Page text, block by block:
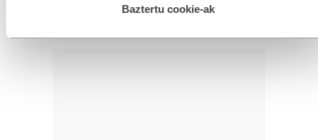
esplizitua ematen diguzu.Gehiago irakurri
Baztertu cookie-ak